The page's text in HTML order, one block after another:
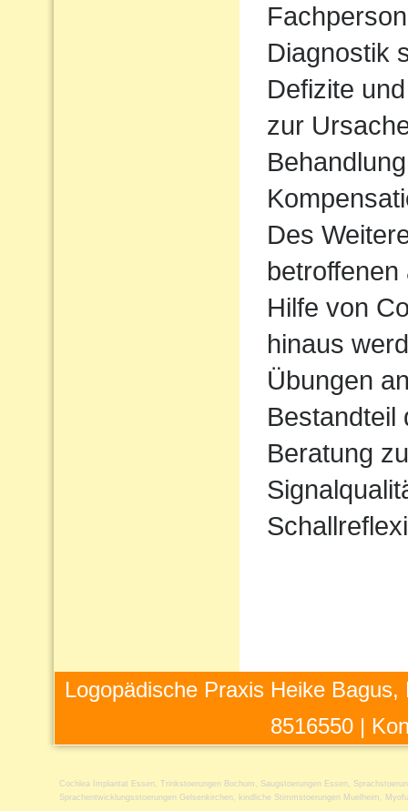
Diagnostik
Defizite
zur
Des
betroffenen
Hilfe von
hinaus
Übungen
Bestandteil
Beratung
Logopädische Praxis Heike
8516550 |
Cochlea Implantat Essen Trinkstoerungen Bochum Saugstoerungen Essen
Sprachentwicklungsstoerungen Gelsenkirchen
kindliche Stimmstoerungen Muelheim